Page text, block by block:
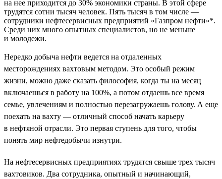
на нее приходится до 30% экономики страны. В этой сфере
трудятся сотни тысяч человек. Пять тысяч в том числе —
сотрудники нефтесервисных предприятий «Газпром нефти»*.
Среди них много опытных специалистов, но не меньше
и молодежи.
Нередко добыча нефти ведется на отдаленных
месторождениях вахтовым методом. Это особый режим
жизни, можно даже сказать философия, когда ты на месяц
включаешься в работу на 100%, а потом отдаешь все время
семье, увлечениям и полностью перезагружаешь голову. А еще
поехать на вахту — отличный способ начать карьеру
в нефтяной отрасли. Это первая ступень для того, чтобы
понять мир нефтедобычи изнутри.
На нефтесервисных предприятиях трудятся свыше трех тысяч
вахтовиков. Два сотрудника, опытный и начинающий,